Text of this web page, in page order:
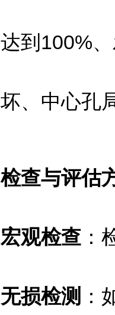
达到100%
坏、中心孔
检查与评估
宏观检查 ：
无损检测 ：